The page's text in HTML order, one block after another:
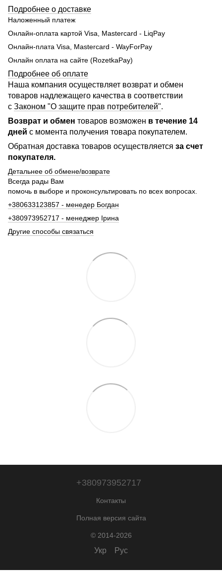
Подробнее о доставке
Наложенный платеж
Онлайн-оплата картой Visa, Mastercard - LiqPay
Онлайн-плата Visa, Mastercard - WayForPay
Онлайн оплата на сайте (RozetkaPay)
Подробнее об оплате
Наша компания осуществляет возврат и обмен
товаров надлежащего качества в соответствии
с Законом "О защите прав потребителей".
Возврат и обмен товаров возможен в течение 14
дней с момента получения товара покупателем.
Обратная доставка товаров осуществляется за счет
покупателя.
Детальнее об обмене/возврате
Всегда рады Вам
помочь в выборе и проконсультировать по всех вопросах.
+380633123857 - менедер Богдан
+380973952717 - менеджер Ірина
Другие способы связаться
+380973952717
Контакты
Полная версия сайта
© 2014-2026
Укр Рус